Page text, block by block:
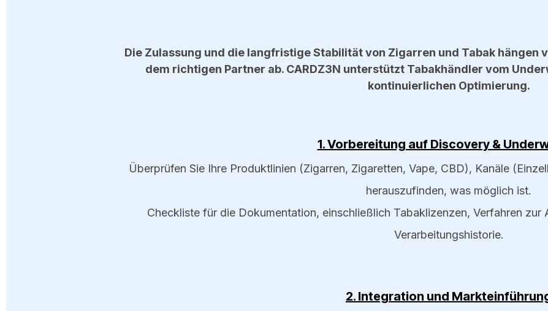
Die Zulassung und die langfristige Stabilität von Zigarren und Tabak hängen
dem richtigen Partner ab. CARDZ3N unterstützt Tabakhändler vom
kontinuierlichen Optimierung.
1. Vorbereitung auf Discovery &
Überprüfen Sie Ihre Produktlinien (Zigarren, Zigaretten, Vape, CBD), Kanäle
herauszufinden, was möglich ist.
Checkliste für die Dokumentation, einschließlich Tabaklizenzen, Verfahren zur
Verarbeitungshistorie.
2. Integration und